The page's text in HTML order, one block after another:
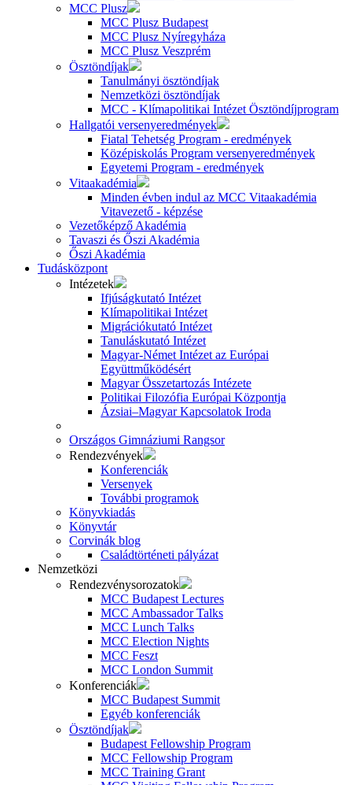
MCC Plusz
MCC Plusz Budapest
MCC Plusz Nyíregyháza
MCC Plusz Veszprém
Ösztöndíjak
Tanulmányi ösztöndíjak
Nemzetközi ösztöndíjak
MCC - Klímapolitikai Intézet Ösztöndíjprogram
Hallgatói versenyeredmények
Fiatal Tehetség Program - eredmények
Középiskolás Program versenyeredmények
Egyetemi Program - eredmények
Vitaakadémia
Minden évben indul az MCC Vitaakadémia
Vitavezető - képzése
Vezetőképző Akadémia
Tavaszi és Őszi Akadémia
Őszi Akadémia
Tudásközpont
Intézetek
Ifjúságkutató Intézet
Klímapolitikai Intézet
Migrációkutató Intézet
Tanuláskutató Intézet
Magyar-Német Intézet az Európai
Együttműködésért
Magyar Összetartozás Intézete
Politikai Filozófia Európai Központja
Ázsiai–Magyar Kapcsolatok Iroda
Országos Gimnáziumi Rangsor
Rendezvények
Konferenciák
Versenyek
További programok
Könyvkiadás
Könyvtár
Corvinák blog
Családtörténeti pályázat
Nemzetközi
Rendezvénysorozatok
MCC Budapest Lectures
MCC Ambassador Talks
MCC Lunch Talks
MCC Election Nights
MCC Feszt
MCC London Summit
Konferenciák
MCC Budapest Summit
Egyéb konferenciák
Ösztöndíjak
Budapest Fellowship Program
MCC Fellowship Program
MCC Training Grant